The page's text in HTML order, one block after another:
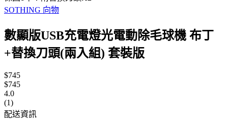
SOTHING 向物
數顯版USB充電燈光電動除毛球機 布丁
+替換刀頭(兩入組) 套裝版
$745
$745
4.0
(1)
配送資訊